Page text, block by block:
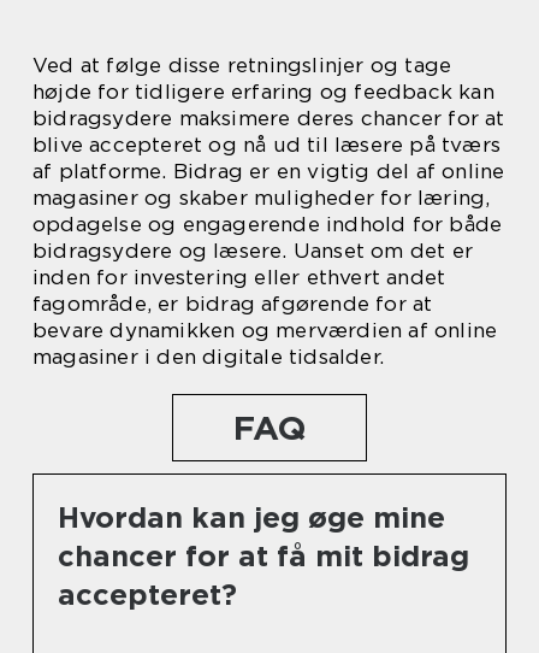
Ved at følge disse retningslinjer og tage
højde for tidligere erfaring og feedback kan
bidragsydere maksimere deres chancer for at
blive accepteret og nå ud til læsere på tværs
af platforme. Bidrag er en vigtig del af online
magasiner og skaber muligheder for læring,
opdagelse og engagerende indhold for både
bidragsydere og læsere. Uanset om det er
inden for investering eller ethvert andet
fagområde, er bidrag afgørende for at
bevare dynamikken og merværdien af online
magasiner i den digitale tidsalder.
FAQ
Hvordan kan jeg øge mine
chancer for at få mit bidrag
accepteret?